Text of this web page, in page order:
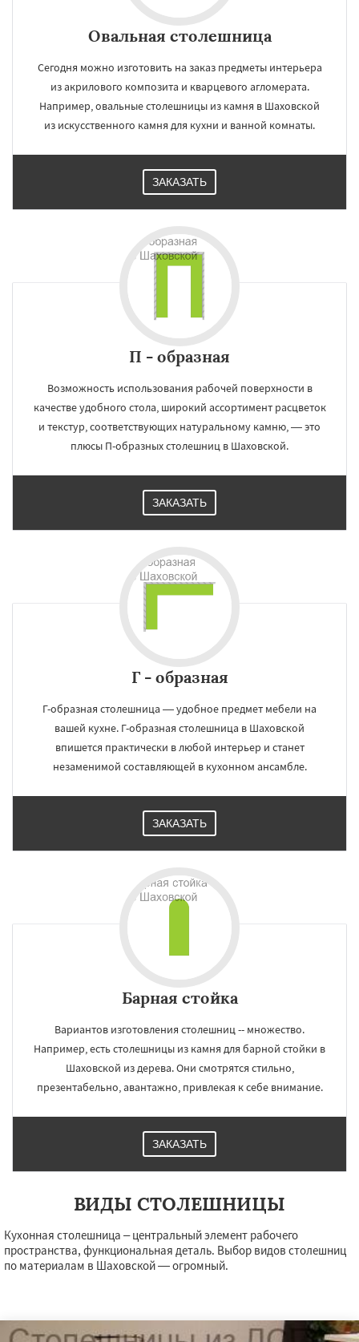
регионам
Овальная столешница
Сегодня можно изготовить на заказ предметы интерьера
из акрилового композита и кварцевого агломерата.
Например, овальные столешницы из камня в Шаховской
из искусственного камня для кухни и ванной комнаты.
ЗАКАЗАТЬ
П - образная
Возможность использования рабочей поверхности в
качестве удобного стола, широкий ассортимент расцветок
и текстур, соответствующих натуральному камню, — это
плюсы П-образных столешниц в Шаховской.
ЗАКАЗАТЬ
Г - образная
Г-образная столешница — удобное предмет мебели на
вашей кухне. Г-образная столешница в Шаховской
впишется практически в любой интерьер и станет
незаменимой составляющей в кухонном ансамбле.
ЗАКАЗАТЬ
Барная стойка
Вариантов изготовления столешниц -- множество.
Например, есть столешницы из камня для барной стойки в
Шаховской из дерева. Они смотрятся стильно,
презентабельно, авантажно, привлекая к себе внимание.
ЗАКАЗАТЬ
ВИДЫ СТОЛЕШНИЦЫ
Кухонная столешница – центральный элемент рабочего
пространства, функциональная деталь. Выбор видов столешниц
по материалам в Шаховской — огромный.